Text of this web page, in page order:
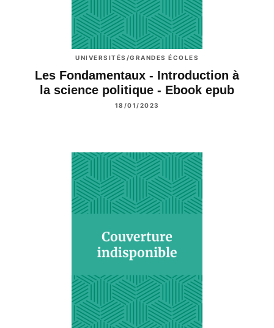
UNIVERSITÉS/GRANDES ÉCOLES
Les Fondamentaux - Introduction à
la science politique - Ebook epub
18/01/2023